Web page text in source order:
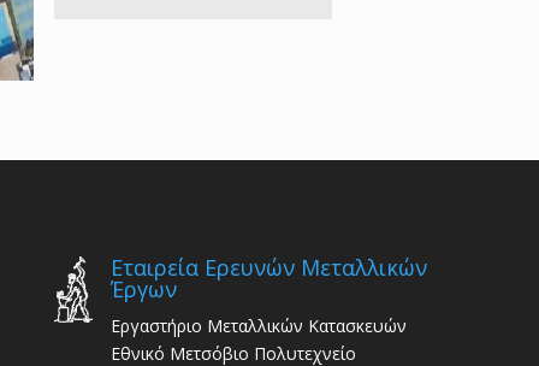
Εταιρεία Ερευνών Μεταλλικών
Έργων
Εργαστήριο Μεταλλικών Κατασκευών
Εθνικό Μετσόβιο Πολυτεχνείο